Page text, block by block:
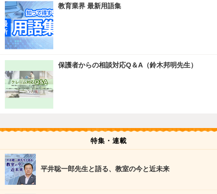
教育業界 最新用語集
保護者からの相談対応Q＆A（鈴木邦明先生）
特集・連載
平井聡一郎先生と語る、教室の今と近未来